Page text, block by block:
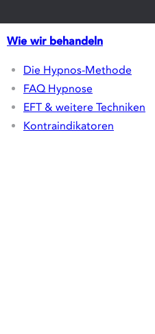
Wie wir behandeln
Die Hypnos-Methode
FAQ Hypnose
EFT & weitere Techniken
Kontraindikatoren